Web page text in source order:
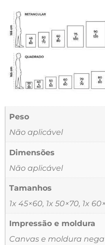
Peso
Não aplicável
Dimensões
Não aplicável
Tamanhos
1x 45×60, 1x 50×70, 1x
Impressão e moldura
Canvas e moldura